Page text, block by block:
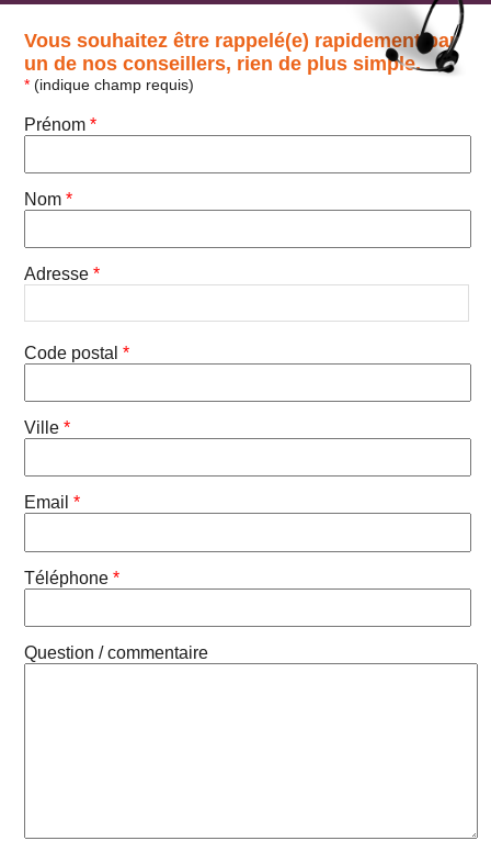
Vous souhaitez être rappelé(e) rapidement par
un de nos conseillers, rien de plus simple.
* (indique champ requis)
Prénom*
Nom*
Adresse*
Code postal*
Ville*
Email*
Téléphone*
Question / commentaire